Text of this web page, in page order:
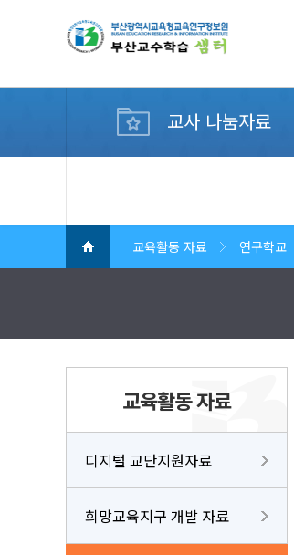
교사 나눔자료
디지털 교수학습 컨설팅
교육활동 자료
연구학교
교육활동 자료
디지털 교단지원자료
희망교육지구 개발 자료